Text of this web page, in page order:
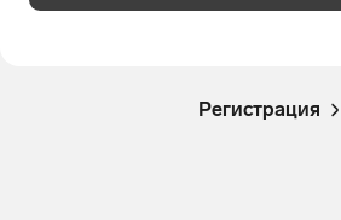
Регистрация